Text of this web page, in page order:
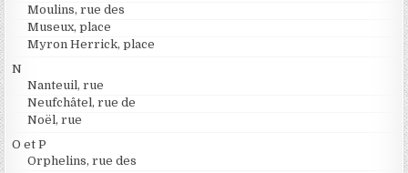
Moulins, rue des
Museux, place
Myron Herrick, place
N
Nanteuil, rue
Neufchâtel, rue de
Noël, rue
O et P
Orphelins, rue des